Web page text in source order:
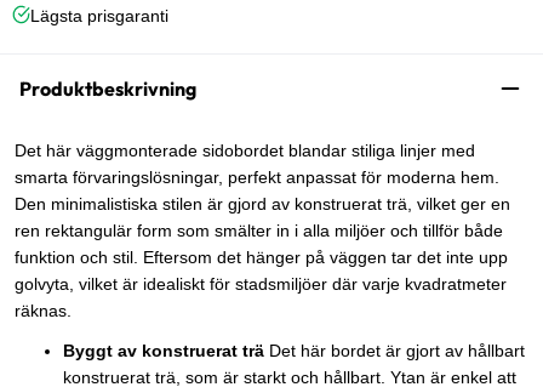
Lägsta prisgaranti
Produktbeskrivning
Det här väggmonterade sidobordet blandar stiliga linjer med
smarta förvaringslösningar, perfekt anpassat för moderna hem.
Den minimalistiska stilen är gjord av konstruerat trä, vilket ger en
ren rektangulär form som smälter in i alla miljöer och tillför både
funktion och stil. Eftersom det hänger på väggen tar det inte upp
golvyta, vilket är idealiskt för stadsmiljöer där varje kvadratmeter
räknas.
Byggt av konstruerat trä Det här bordet är gjort av hållbart
konstruerat trä, som är starkt och hållbart. Ytan är enkel att